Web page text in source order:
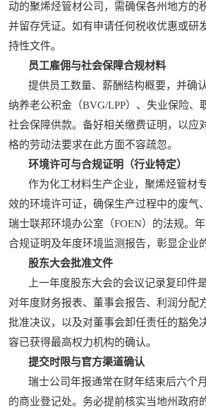
动的聚烯烃管材公司，需确保各州地方的
并留存凭证。如有申请任何税收优惠或研
持性文件。
员工雇佣与社会保障合规材料
提供员工数量、薪酬结构概要，并确
纳养老公积金（BVG/LPP）、失业保险、
社会保障供款。备好相关缴费证明，以应
格的劳动法要求在此方面不容疏忽。
环境许可与合规证明（行业特定）
作为化工材料生产企业，聚烯烃管材
效的环境许可证，确保生产过程中的废气
瑞士联邦环境办公室（FOEN）的法规。
合规证明及年度环境监测报告，彰显企业
股东大会批准文件
上一年度股东大会的会议记录复印件
对年度财务报表、董事会报告、利润分配
批准决议，以及对董事会卸任责任的豁免
容已获得最高权力机构的确认。
提交时限与官方渠道确认
瑞士公司年报通常在财年结束后六个
的商业登记处。务必提前核实当地州政府